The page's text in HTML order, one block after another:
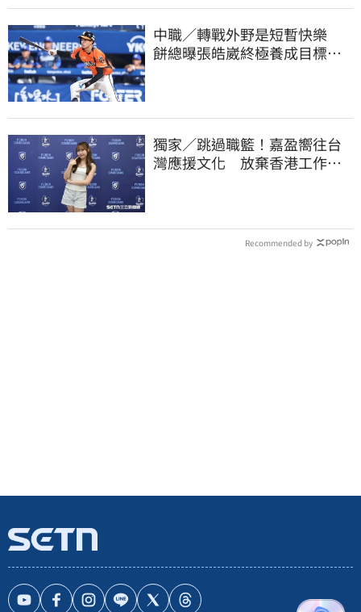
中職／轉戰外野是短暫快樂
餅總曝張皓崴終極養成目標：
獨家／跳過職籃！嘉盈嚮往台
灣應援文化 放棄香港工作跨
Recommended by